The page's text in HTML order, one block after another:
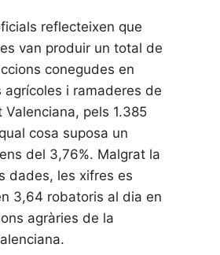
reflecteixen que
es van produir un total de
conegudes en
agrícoles i ramaderes de
Valenciana, pels 1.385
cosa suposa un
del 3,76%. Malgrat la
dades, les xifres es
3,64 robatoris al dia en
agràries de la